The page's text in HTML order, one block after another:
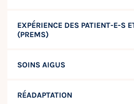
EXPÉRIENCE DES PATIENT-E-S
(PREMS)
SOINS AIGUS
RÉADAPTATION